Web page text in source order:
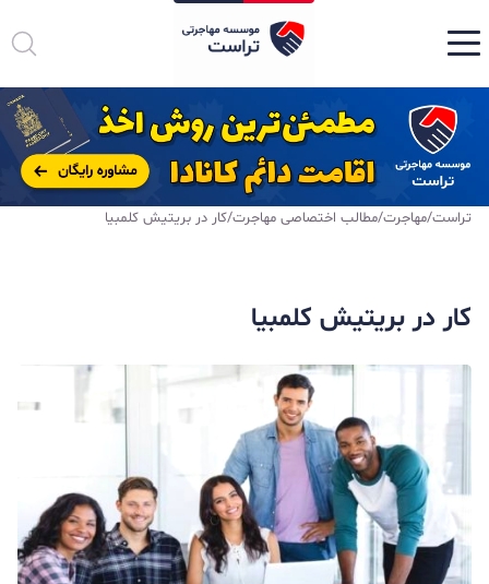
تراست/مهاجرت/مطالب اختصاصی مهاجرت/کار در بریتیش کلمبیا
کار در بریتیش کلمبیا